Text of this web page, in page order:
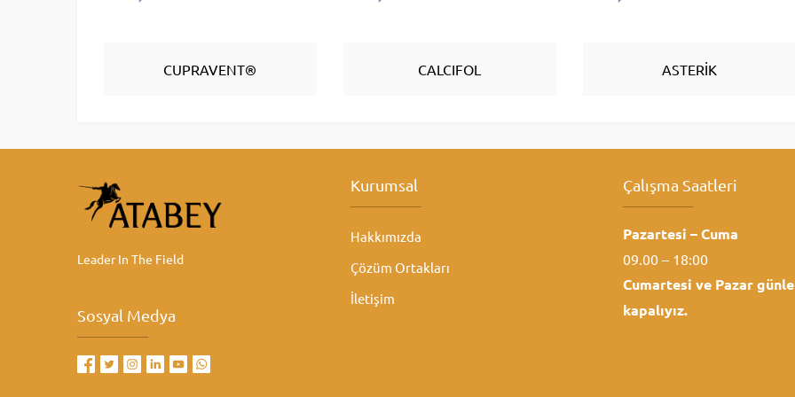
CUPRAVENT® CALCIFOL ASTERİK
Leader In The Field
Sosyal Medya
Kurumsal
Hakkımızda
Çözüm Ortakları
İletişim
Çalışma Saatleri
Pazartesi – Cuma
09.00 – 18:00
Cumartesi ve Pazar
kapalıyız.